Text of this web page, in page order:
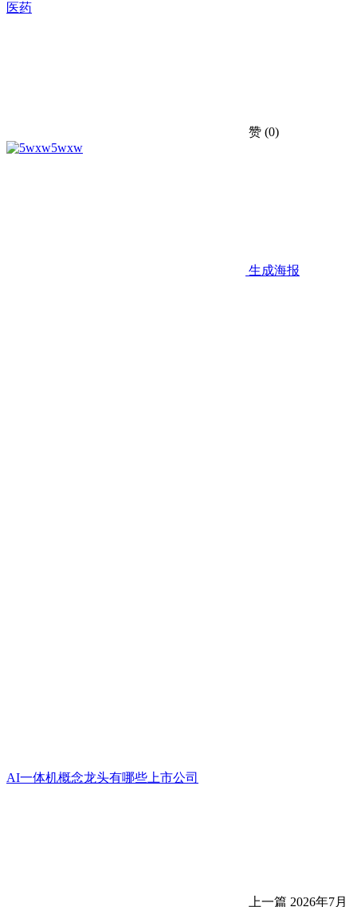
医药
赞 (0)
5wxw
生成海报
AI一体机概念龙头有哪些上市公司
上一篇 2026年7月